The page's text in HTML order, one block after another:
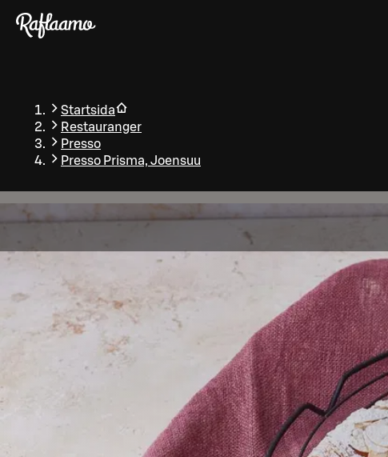
Gå till huvudinnehållet
Startsida
Restauranger
Presso
Presso Prisma, Joensuu